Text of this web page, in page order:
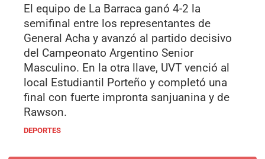
El equipo de La Barraca ganó 4-2 la
semifinal entre los representantes de
General Acha y avanzó al partido decisivo
del Campeonato Argentino Senior
Masculino. En la otra llave, UVT venció al
local Estudiantil Porteño y completó una
final con fuerte impronta sanjuanina y de
Rawson.
DEPORTES